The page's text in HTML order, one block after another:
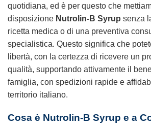
quotidiana, ed è per questo che
disposizione Nutrolin-B Syrup senza
ricetta medica o di una preventiva
specialistica. Questo significa che
libertà, con la certezza di ricevere un
qualità, supportando attivamente il
famiglia, con spedizioni rapide e
territorio italiano.
Cosa è Nutrolin-B Syrup e a